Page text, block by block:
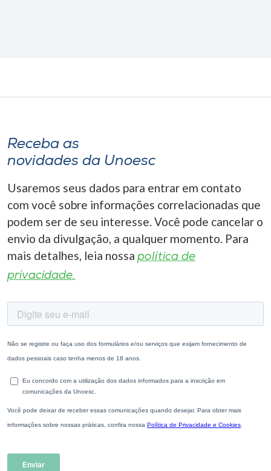
Receba as
novidades da Unoesc
Usaremos seus dados para entrar em contato
com você sobre informações correlacionadas que
podem ser de seu interesse. Você pode cancelar o
envio da divulgação, a qualquer momento. Para
mais detalhes, leia nossa política de
privacidade.